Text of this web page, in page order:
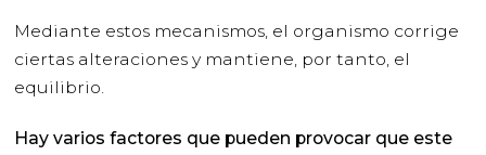
Mediante estos mecanismos, el organismo corrige
ciertas alteraciones y mantiene, por tanto, el
equilibrio.
Hay varios factores que pueden provocar que este